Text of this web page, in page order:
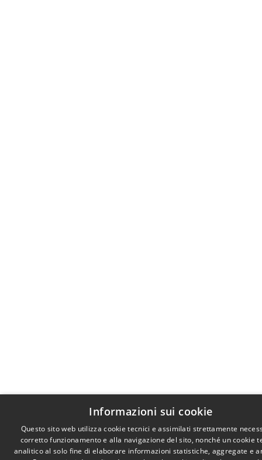
Informazioni sui cookie
Questo sito web utilizza cookie tecnici e assimilati strettamente
corretto funzionamento e alla navigazione del sito, nonché un cookie
analitico al solo fine di elaborare informazioni statistiche, aggregate e